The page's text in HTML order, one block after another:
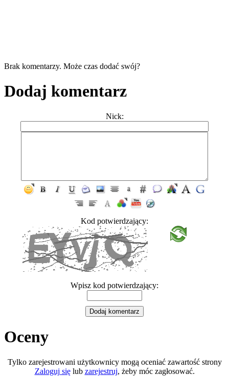
Brak komentarzy. Może czas dodać swój?
Dodaj komentarz
Nick:
Kod potwierdzający:
Wpisz kod potwierdzający:
Oceny
Tylko zarejestrowani użytkownicy mogą oceniać zawartość strony
Zaloguj sięlub zarejestruj, żeby móc zagłosować.